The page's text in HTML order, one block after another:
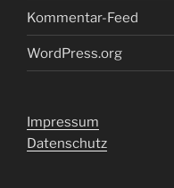
Kommentar-Feed
WordPress.org
Impressum
Datenschutz